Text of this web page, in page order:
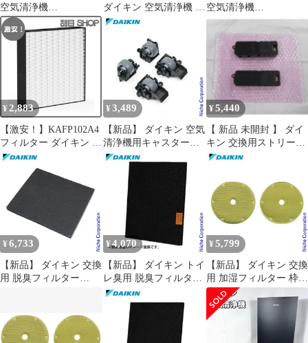
空気清浄機
MCK704AKS-W 23年製
ダイキン 空気清浄機 交
換 フィルターack70z
気清浄機 フィルター
mck70yks mck70y 集じ
んフィルター フィルタ
ーセット 加湿空気清浄
機 フィルター 互換品
空気清浄機
MCK704ABK-W
¥ 2,883
【激安！】KAFP102A4
フィルター ダイキン 空
気清浄機 交換フィルタ
ーack70z mck704a
mck70y 加湿空気清浄機
フィルター mck70yks
mck70y 集じんフィルタ
ー フィルターセット 加
湿空気清浄機フィルタ
ー 互換品
¥ 3,489
【新品】 ダイキン 空気
清浄機用キャスター
KKS080B41
¥5,440
【 新品 未開封 】 ダイ
キン 交換用ストリーマ
ユニット BFE089A41
ット BFE089A41
BFE089A41 未使用 送
料無料
¥ 6,733
【新品】 ダイキン 交換
用 脱臭フィルター
¥4,070
【新品】 ダイキン トイ
レ臭用 脱臭フィルター
BAFP102A44 トイレ用
空気清浄機用
¥ 5,799
【新品】 ダイキン 交換
用 加湿フィルター 枠な
し KNME108A4 空気清
浄機